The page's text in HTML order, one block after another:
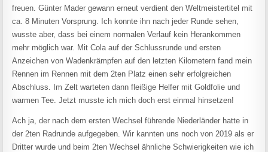
freuen. Günter Mader gewann erneut verdient den Weltmeistertitel mit
ca. 8 Minuten Vorsprung. Ich konnte ihn nach jeder Runde sehen,
wusste aber, dass bei einem normalen Verlauf kein Herankommen
mehr möglich war. Mit Cola auf der Schlussrunde und ersten
Anzeichen von Wadenkrämpfen auf den letzten Kilometern fand mein
Rennen im Rennen mit dem 2ten Platz einen sehr erfolgreichen
Abschluss. Im Zelt warteten dann fleißige Helfer mit Goldfolie und
warmen Tee. Jetzt musste ich mich doch erst einmal hinsetzen!
Ach ja, der nach dem ersten Wechsel führende Niederländer hatte in
der 2ten Radrunde aufgegeben. Wir kannten uns noch von 2019 als er
Dritter wurde und beim 2ten Wechsel ähnliche Schwierigkeiten wie ich